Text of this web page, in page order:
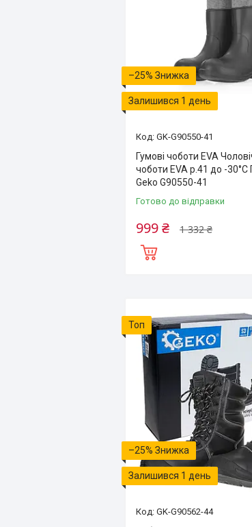
–25%
Залишився 1 день
GK-G90550-41
Гумові чоботи EVA
чоботи EVA р.41 до -30°C
Geko G90550-41
Готово до відправки
1 332 ₴
999 ₴
Топ
–25%
Залишився 1 день
GK-G90562-44